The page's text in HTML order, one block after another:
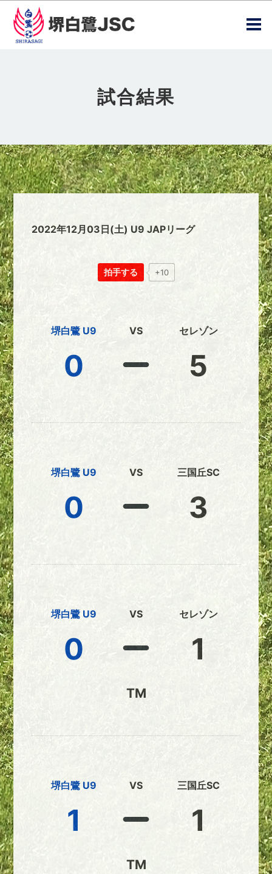
試合結果
2022年12月03日(土) U9 JAPリーグ
拍手する +10
堺白鷺 U9
0
VS セレゾン
5
堺白鷺 U9
0
VS 三国丘SC
3
堺白鷺 U9
0
VS セレゾン
1
TM
堺白鷺 U9
1
VS 三国丘SC
1
TM